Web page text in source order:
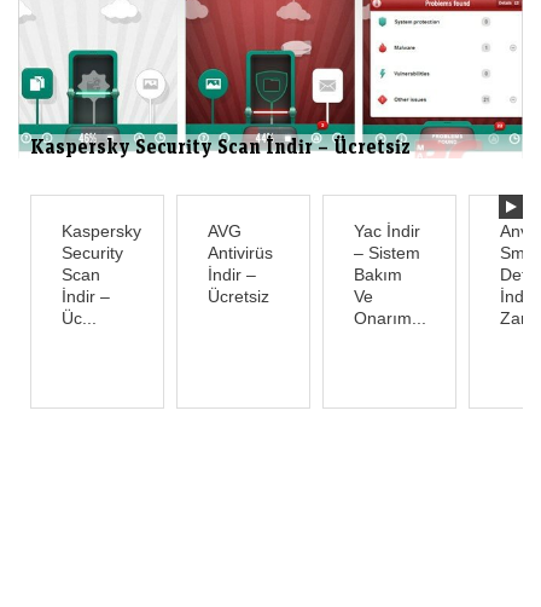
Kaspersky Security Scan İndir – Ücretsiz
Kaspersky
Security
Scan
İndir –
Üc...
AVG
Antivirüs
İndir –
Ücretsiz
Yac İndir
– Sistem
Bakım
Ve
Onarım...
Anvi
İndir